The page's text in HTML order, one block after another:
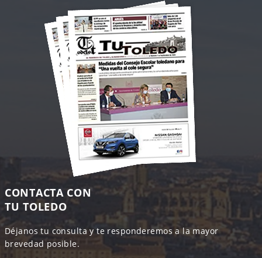
CONTACTA CON
TU TOLEDO
Déjanos tu consulta y te responderemos a la mayor
brevedad posible.